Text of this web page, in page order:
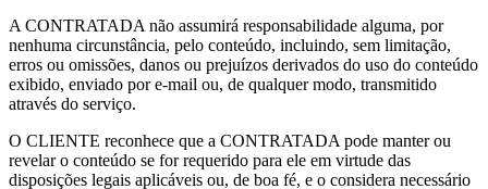
A CONTRATADA não assumirá responsabilidade alguma, por
nenhuma circunstância, pelo conteúdo, incluindo, sem limitação,
erros ou omissões, danos ou prejuízos derivados do uso do conteúdo
exibido, enviado por e-mail ou, de qualquer modo, transmitido
através do serviço.
O CLIENTE reconhece que a CONTRATADA pode manter ou
revelar o conteúdo se for requerido para ele em virtude das
disposições legais aplicáveis ou, de boa fé, e o considera necessário